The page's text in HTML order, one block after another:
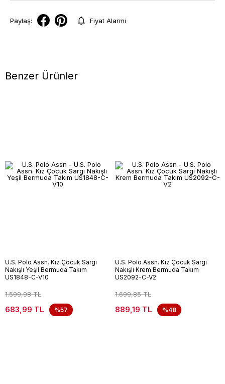
Paylaş: Fiyat Alarmı
Benzer Ürünler
U.S. Polo Assn. Kız Çocuk Sargı
Nakışlı Yeşil Bermuda Takım
US1848-C-V10
1.599,98 TL
683,99 TL %57
U.S. Polo Assn. Kız Çocuk Sargı
Nakışlı Krem Bermuda Takım
US2092-C-V2
1.699,85 TL
889,19 TL %48